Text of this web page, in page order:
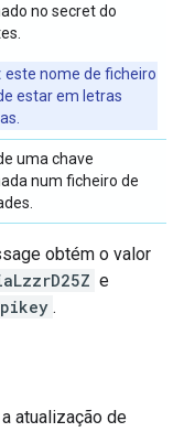
no secret do
este nome de ficheiro
estar em letras
uma chave
num ficheiro de
obtém o valor
e
.
atualização de